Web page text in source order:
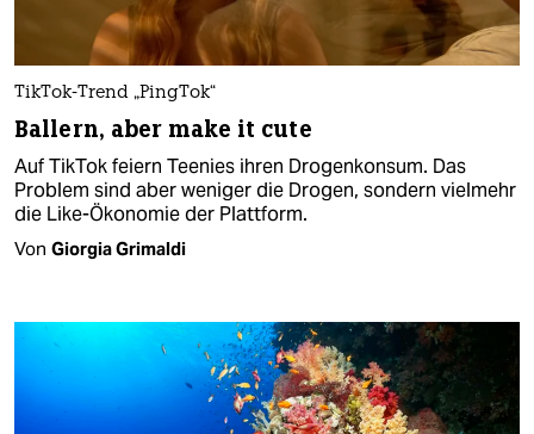
TikTok-Trend „PingTok“
Ballern, aber make it cute
Auf TikTok feiern Teenies ihren Drogenkonsum. Das
Problem sind aber weniger die Drogen, sondern vielmehr
die Like-Ökonomie der Plattform.
Von Giorgia Grimaldi